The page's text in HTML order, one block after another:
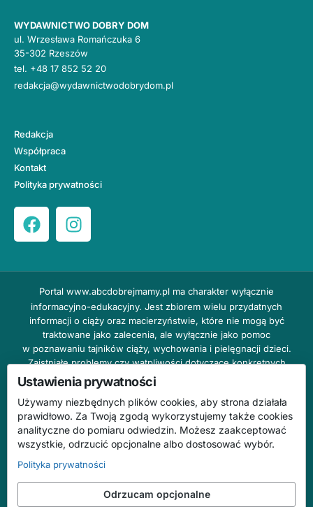
WYDAWNICTWO DOBRY DOM
ul. Wrzesława Romańczuka 6
35-302 Rzeszów
tel. +48 17 852 52 20
redakcja@wydawnictwodobrydom.pl
Redakcja
Współpraca
Kontakt
Polityka prywatności
Portal www.abcdobrejmamy.pl ma charakter wyłącznie
informacyjno-edukacyjny. Jest zbiorem wielu przydatnych
informacji o ciąży oraz macierzyństwie, które nie mogą być
traktowane jako zalecenia, ale wyłącznie jako pomoc
w poznawaniu tajników ciąży, wychowania i pielęgnacji dzieci.
Zaistniałe problemy czy wątpliwości dotyczące konkretnych
przypadków należy bezzwłocznie konsultować z prowadzącym
lekarzem ginekologiem lub innym stosownym specjalistą w danej
dziedzinie. DOBRY DOM nie odpowiada za treść reklam,
nie ponosi również żadnych konsekwencji prawnych ani
odpowiedzialności za następstwa mogące wyniknąć na skutek
zastosowania podanych informacji bez wcześniejszej konsultacji
Na stronie abcdobrejmamy.pl mogą występować wpisy
o charakterze reklamowym.
Ustawienia prywatności
Używamy niezbędnych plików cookies, aby strona działała
prawidłowo. Za Twoją zgodą wykorzystujemy także cookies
analityczne do pomiaru odwiedzin. Możesz zaakceptować
wszystkie, odrzucić opcjonalne albo dostosować wybór.
Polityka prywatności
Odrzucam opcjonalne